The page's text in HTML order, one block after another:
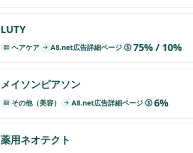
LUTY
ヘアケア A8.net広告詳細ページ $ 75% / 10%
メイソンピアソン
その他（美容） A8.net広告詳細ページ $ 6%
薬用ネオテクト